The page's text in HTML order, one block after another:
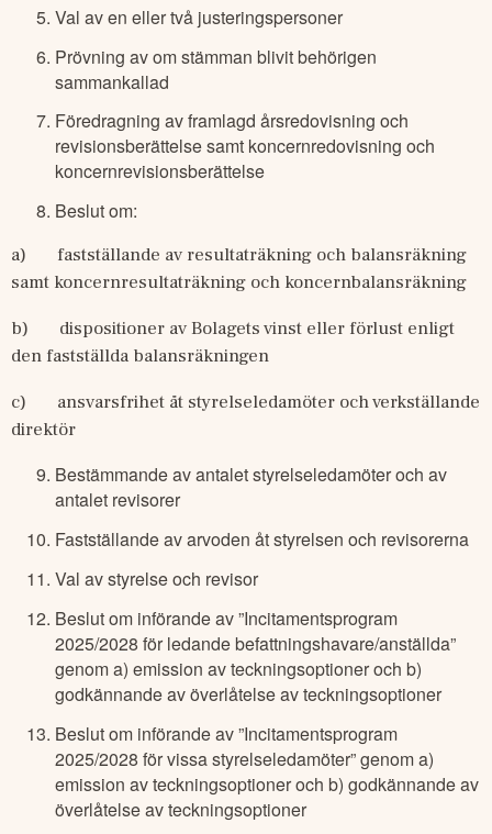
Val av en eller två justeringspersoner
Prövning av om stämman blivit behörigen
sammankallad
Föredragning av framlagd årsredovisning och
revisionsberättelse samt koncernredovisning och
koncernrevisionsberättelse
Beslut om:
a)
fastställande av resultaträkning och balansräkning
samt koncernresultaträkning och koncernbalansräkning
b)
dispositioner av Bolagets vinst eller förlust enligt
den fastställda balansräkningen
c)
ansvarsfrihet åt styrelseledamöter och verkställande
direktör
Bestämmande av antalet styrelseledamöter och av
antalet revisorer
Fastställande av arvoden åt styrelsen och revisorerna
Val av styrelse och revisor
Beslut om införande av ”Incitamentsprogram
2025/2028 för ledande befattningshavare/anställda”
genom a) emission av teckningsoptioner och b)
godkännande av överlåtelse av teckningsoptioner
Beslut om införande av ”Incitamentsprogram
2025/2028 för vissa styrelseledamöter” genom a)
emission av teckningsoptioner och b) godkännande av
överlåtelse av teckningsoptioner